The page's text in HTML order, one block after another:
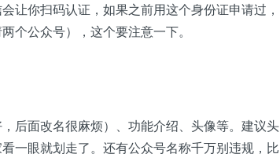
让你扫码认证，如果之前用这个身份证申请过，
个公众号），这个要注意一下。
后面改名很麻烦）、功能介绍、头像等。建议头
一眼就划走了。还有公众号名称千万别违规，比